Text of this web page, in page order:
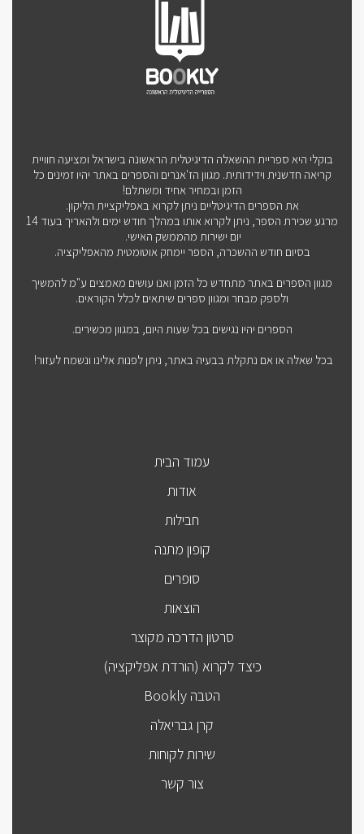
בוקלי היא ספריית ההשאלה הדיגיטלית הראשונה בישראל ומציעה חוויית
קריאה חדשנית וידידותית. מגוון הז'אנרים והספרים באתר יהיו זמינים כל
הזמן ובמחיר אחיד ומשתלם!
את הספרים הדיגיטליים ניתן לקרוא באפליקציית הליקון.
מרגע שכירת הספר, ניתן לקרוא אותו במהלך חודש ימים ולהאריך בעוד 14
יום ישירות מהממשק האישי.
בסיום חודש ההשכרה, הספר יימחק אוטומטית מהאפליקציה.
מגוון הספרים באתר מתחדש כל הזמן ואנו עושים מאמצים ע"מ להמשיך
ולספק מבחר ומגוון ספרים שיתאים לכלל הקוראים.
הספרים יהיו נגישים בכל שעות היום, במגוון מכשירים.
בכל שאלה או אם נתקלת בבעיה באתר, ניתן לפנות אלינו ונשמח לעזור!
עמוד הבית
אודות
חבילות
קופון מתנה
סופרים
הוצאות
סרטון הדרכה מקוצר
כיצד לקרוא (הורדת אפליקציה)
הטבה Bookly
קרן גבריאלה
שירות לקוחות
צור קשר